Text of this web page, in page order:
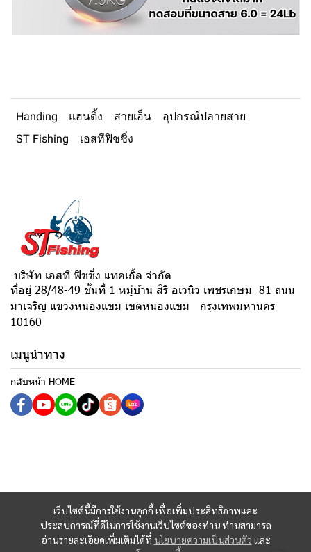
Handing แฮนดิ้ง สายเอ็น
อุปกรณ์ปลายสาย
ST Fishing
เอสทีฟิชชิ่ง
เว็บไซต์นี้มีการใช้งานคุกกี้ เพื่อเพิ่มประสิทธิภาพและ
ประสบการณ์ที่ดีในการใช้งานเว็บไซต์ของท่าน ท่านสามารถ
อ่านรายละเอียดเพิ่มเติมได้ที่ นโยบายความเป็นส่วนตัว และ
บริษัท เอสที ฟิชชิ่ง แทคเกิ้ล จำกัด
ที่อยู่ 28/48-49 ชั้นที่ 1 หมู่บ้าน สิริ อเวนิว เพชรเกษม 81 ถนน
มาเจริญ แขวงหนองแขม เขตหนองแขม กรุงเทพมหานคร
10160
เมนูนำทาง
กลับหน้า HOME